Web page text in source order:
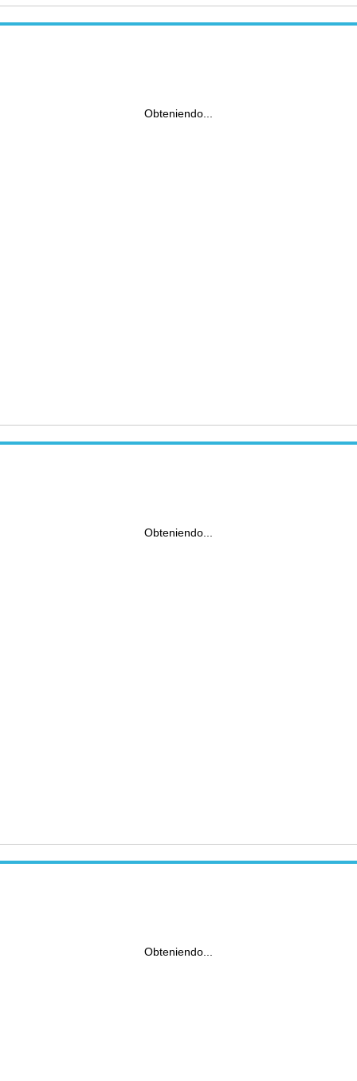
Obteniendo...
Obteniendo...
Obteniendo...